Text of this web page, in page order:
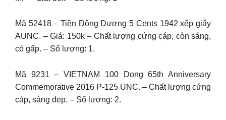
Mã 52418 – Tiền Đông Dương 5 Cents 1942 xếp giấy
AUNC. – Giá: 150k – Chất lượng cứng cáp, còn sáng,
có gấp. – Số lượng: 1.
Mã 9231 – VIETNAM 100 Dong 65th Anniversary
Commemorative 2016 P-125 UNC. – Chất lượng cứng
cáp, sáng đẹp. – Số lượng: 2.